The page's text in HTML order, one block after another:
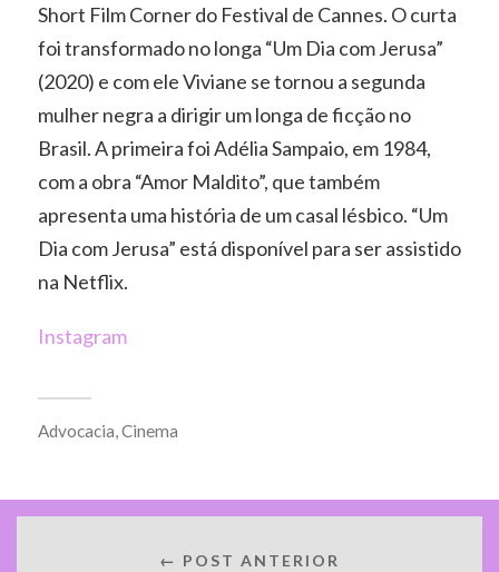
Short Film Corner do Festival de Cannes. O curta
foi transformado no longa “Um Dia com Jerusa”
(2020) e com ele Viviane se tornou a segunda
mulher negra a dirigir um longa de ficção no
Brasil. A primeira foi Adélia Sampaio, em 1984,
com a obra “Amor Maldito”, que também
apresenta uma história de um casal lésbico. “Um
Dia com Jerusa” está disponível para ser assistido
na Netflix.
Instagram
Advocacia,Cinema
← POST ANTERIOR